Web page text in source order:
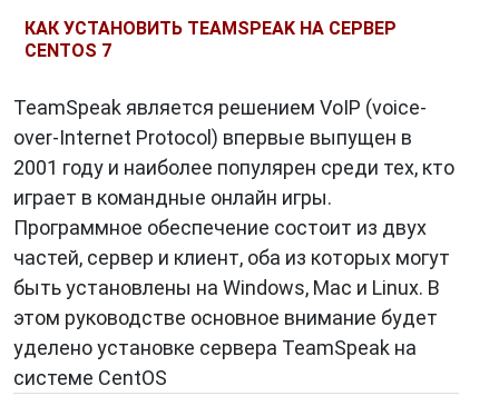
КАК УСТАНОВИТЬ TEAMSPEAK НА СЕРВЕР
CENTOS 7
TeamSpeak является решением VoIP (voice-
over-Internet Protocol) впервые выпущен в
2001 году и наиболее популярен среди тех, кто
играет в командные онлайн игры.
Программное обеспечение состоит из двух
частей, сервер и клиент, оба из которых могут
быть установлены на Windows, Mac и Linux. В
этом руководстве основное внимание будет
уделено установке сервера TeamSpeak на
системе CentOS